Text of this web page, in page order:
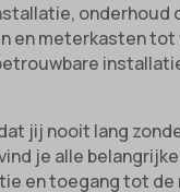
onderhoud
en meterkasten
jij nooit lang
je alle
en toegang tot